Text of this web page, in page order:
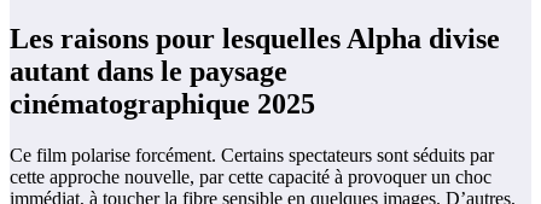
Les raisons pour lesquelles Alpha divise
autant dans le paysage
cinématographique 2025
Ce film polarise forcément. Certains spectateurs sont séduits par
cette approche nouvelle, par cette capacité à provoquer un choc
immédiat, à toucher la fibre sensible en quelques images. D’autres,